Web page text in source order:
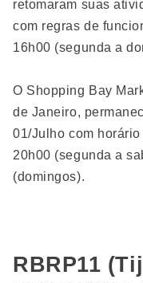
retomaram suas
com regras de
16h00 (segunda a
O Shopping Bay
de Janeiro,
01/Julho com
20h00 (segunda a
(domingos).
RBRP11